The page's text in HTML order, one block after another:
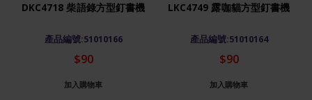
DKC4718 柴語錄方型釘書機
產品編號:51010166
$90
加入購物車
LKC4749 露咖貓方型釘書機
產品編號:51010164
$90
加入購物車